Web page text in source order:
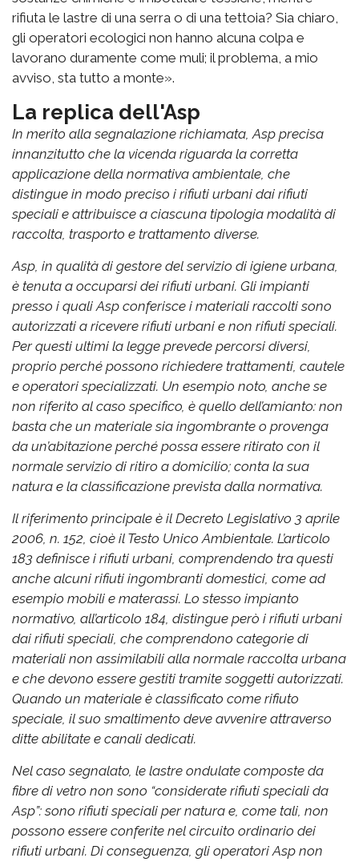
rifiuta le lastre di una serra o di una tettoia? Sia chiaro,
gli operatori ecologici non hanno alcuna colpa e
lavorano duramente come muli; il problema, a mio
avviso, sta tutto a monte».
La replica dell'Asp
In merito alla segnalazione richiamata, Asp precisa
innanzitutto che la vicenda riguarda la corretta
applicazione della normativa ambientale, che
distingue in modo preciso i rifiuti urbani dai rifiuti
speciali e attribuisce a ciascuna tipologia modalità di
raccolta, trasporto e trattamento diverse.
Asp, in qualità di gestore del servizio di igiene urbana,
è tenuta a occuparsi dei rifiuti urbani. Gli impianti
presso i quali Asp conferisce i materiali raccolti sono
autorizzati a ricevere rifiuti urbani e non rifiuti speciali.
Per questi ultimi la legge prevede percorsi diversi,
proprio perché possono richiedere trattamenti, cautele
e operatori specializzati. Un esempio noto, anche se
non riferito al caso specifico, è quello dell’amianto: non
basta che un materiale sia ingombrante o provenga
da un’abitazione perché possa essere ritirato con il
normale servizio di ritiro a domicilio; conta la sua
natura e la classificazione prevista dalla normativa.
Il riferimento principale è il Decreto Legislativo 3 aprile
2006, n. 152, cioè il Testo Unico Ambientale. L’articolo
183 definisce i rifiuti urbani, comprendendo tra questi
anche alcuni rifiuti ingombranti domestici, come ad
esempio mobili e materassi. Lo stesso impianto
normativo, all’articolo 184, distingue però i rifiuti urbani
dai rifiuti speciali, che comprendono categorie di
materiali non assimilabili alla normale raccolta urbana
e che devono essere gestiti tramite soggetti autorizzati.
Quando un materiale è classificato come rifiuto
speciale, il suo smaltimento deve avvenire attraverso
ditte abilitate e canali dedicati.
Nel caso segnalato, le lastre ondulate composte da
fibre di vetro non sono “considerate rifiuti speciali da
Asp”: sono rifiuti speciali per natura e, come tali, non
possono essere conferite nel circuito ordinario dei
rifiuti urbani. Di conseguenza, gli operatori Asp non